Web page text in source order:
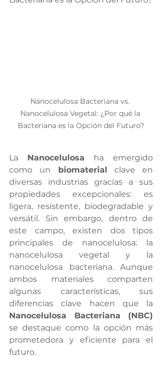
Nanocelulosa Bacteriana vs.
Nanocelulosa Vegetal: ¿Por qué la
Bacteriana es la Opción del Futuro?
La Nanocelulosa ha emergido
como un biomaterial clave en
diversas industrias gracias a sus
propiedades excepcionales: es
ligera, resistente, biodegradable y
versátil. Sin embargo, dentro de
este campo, existen dos tipos
principales de nanocelulosa: la
nanocelulosa vegetal y la
nanocelulosa bacteriana. Aunque
ambos materiales comparten
algunas características, sus
Nanocelulosa Bacteriana (NBC)
se destaque como la opción más
prometedora y eficiente para el
futuro.